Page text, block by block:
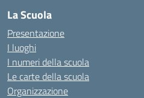
La Scuola
Presentazione
I luoghi
I numeri della scuola
Le carte della scuola
Organizzazione